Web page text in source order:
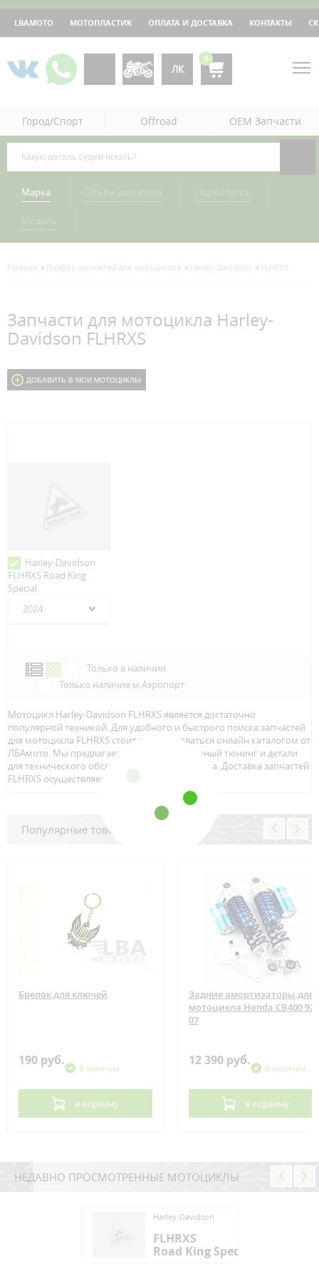
LBAMOTO МОТОПЛАСТИК ОПЛАТА И ДОСТАВКА КОНТАКТЫ
ЛК
0
Город/Спорт Offroad OEM Запчасти
Марка
Главная Подбор запчастей для мотоциклов Harley-Davidson FLHRXS
Запчасти для мотоцикла Harley-
Davidson FLHRXS
ДОБАВИТЬ В МОИ МОТОЦИКЛЫ
Harley-Davidson
FLHRXS Road King
Special
2024
Только в наличии
Только наличие м.Аэропорт
Мотоцикл Harley-Davidson FLHRXS является достаточно
популярной техникой. Для удобного и быстрого поиска запчастей
для мотоцикла FLHRXS стоит воспользоваться онлайн каталогом от
ЛБАмото. Мы предлагаем только качественный тюнинг и детали
для технического обслуживание вашего байка. Доставка запчастей
FLHRXS осуществляется по всей Росcии.
Популярные товары
Брелок для ключей
190 руб.
В наличии
в корзину
Задние амортизаторы для
мотоцикла Honda CB400 92-
07
12 390 руб.
В наличии
в корзину
НЕДАВНО ПРОСМОТРЕННЫЕ МОТОЦИКЛЫ
Harley-Davidson
FLHRXS
Road King Special